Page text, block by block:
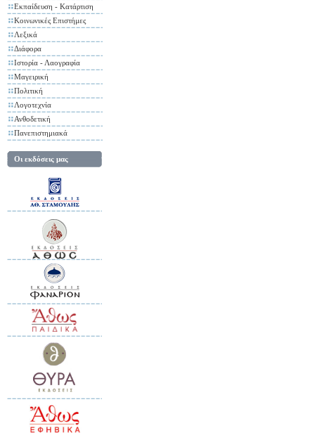
Εκπαίδευση - Κατάρτιση
Κοινωνικές Επιστήμες
Λεξικά
Διάφορα
Ιστορία - Λαογραφία
Μαγειρική
Πολιτική
Λογοτεχνία
Ανθοδετική
Πανεπιστημιακά
Οι εκδόσεις μας